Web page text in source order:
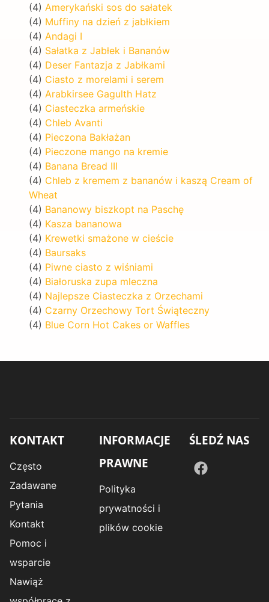
(4) Amerykański sos do sałatek
(4) Muffiny na dzień z jabłkiem
(4) Andagi I
(4) Sałatka z Jabłek i Bananów
(4) Deser Fantazja z Jabłkami
(4) Ciasto z morelami i serem
(4) Arabkirsee Gagulth Hatz
(4) Ciasteczka armeńskie
(4) Chleb Avanti
(4) Pieczona Bakłażan
(4) Pieczone mango na kremie
(4) Banana Bread III
(4) Chleb z kremem z bananów i kaszą Cream of
Wheat
(4) Bananowy biszkopt na Paschę
(4) Kasza bananowa
(4) Krewetki smażone w cieście
(4) Baursaks
(4) Piwne ciasto z wiśniami
(4) Białoruska zupa mleczna
(4) Najlepsze Ciasteczka z Orzechami
(4) Czarny Orzechowy Tort Świąteczny
(4) Blue Corn Hot Cakes or Waffles
KONTAKT
Często
Zadawane
Pytania
Kontakt
Pomoc i
wsparcie
Nawiąż
INFORMACJE
PRAWNE
Polityka
prywatności i
plików cookie
ŚLEDŹ NAS